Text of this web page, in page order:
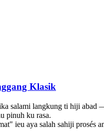
Klasik
salami langkung ti hiji
pinuh ku rasa.
ieu aya salah sahiji prosés